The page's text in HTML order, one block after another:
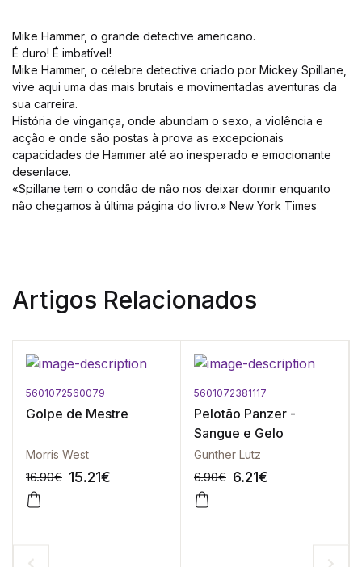
Mike Hammer, o grande detective americano.
É duro! É imbatível!
Mike Hammer, o célebre detective criado por Mickey Spillane,
vive aqui uma das mais brutais e movimentadas aventuras da
sua carreira.
História de vingança, onde abundam o sexo, a violência e
acção e onde são postas à prova as excepcionais
capacidades de Hammer até ao inesperado e emocionante
desenlace.
«Spillane tem o condão de não nos deixar dormir enquanto
não chegamos à última página do livro.» New York Times
Artigos Relacionados
5601072560079
Golpe de Mestre
Morris West
16.90€ 15.21€
5601072381117
Pelotão Panzer -
Sangue e Gelo
Gunther Lutz
6.90€ 6.21€